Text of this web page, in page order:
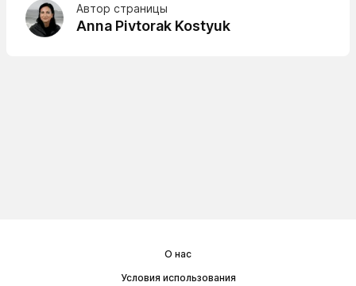
Автор страницы
Anna Pivtorak Kostyuk
О нас
Условия использования